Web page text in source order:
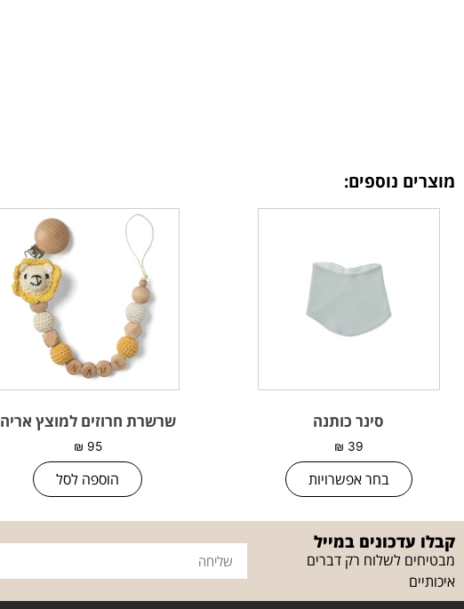
מוצרים נוספים:
סינר כותנה
₪ 39
בחר אפשרויות
שרשרת חרוזים למוצץ אריה
₪ 95
הוספה לסל
קבלו עדכונים במייל
מבטיחים לשלוח רק דברים
איכותיים